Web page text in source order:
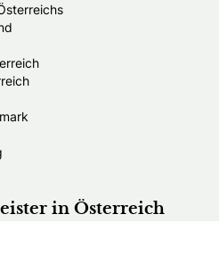
in Österreich